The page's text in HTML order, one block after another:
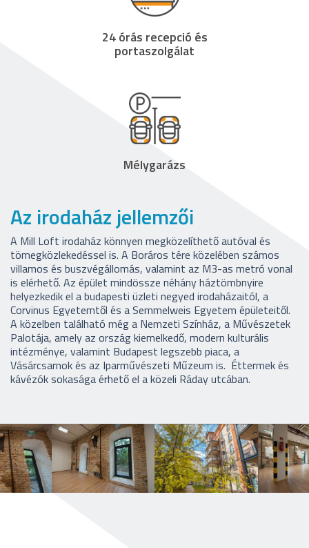
24 órás recepció és
portaszolgálat
Mélygarázs
Az irodaház jellemzői
A Mill Loft irodaház könnyen megközelíthető autóval és
tömegközlekedéssel is. A Boráros tére közelében számos
villamos és buszvégállomás, valamint az M3-as metró vonal
is elérhető. Az épület mindössze néhány háztömbnyire
helyezkedik el a budapesti üzleti negyed irodaházaitól, a
Corvinus Egyetemtől és a Semmelweis Egyetem épületeitől.
A közelben található még a Nemzeti Színház, a Művészetek
Palotája, amely az ország kiemelkedő, modern kulturális
intézménye, valamint Budapest legszebb piaca, a
Vásárcsarnok és az Iparművészeti Műzeum is. Éttermek és
kávézók sokasága érhető el a közeli Ráday utcában.